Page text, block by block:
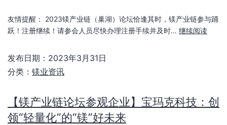
友情提醒： 2023镁产业链（巢湖）论坛恰逢其时，镁产业链参与踊
跃！注册继续！请参会人员尽快办理注册手续并及时… 继续阅读
发布日期： 2023年3月31日
分类： 镁业资讯
【镁产业链论坛参观企业】宝玛克科技：创
领“轻量化”的“镁”好未来